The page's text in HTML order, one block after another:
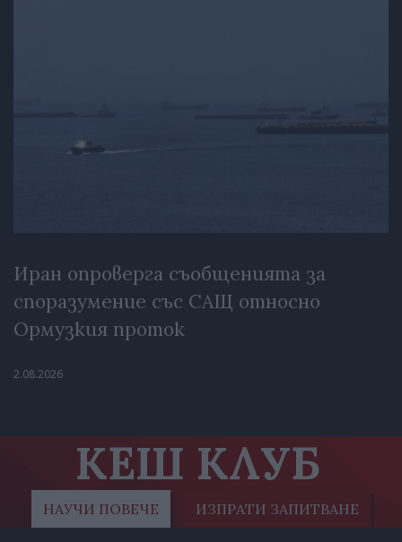
Иран опроверга съобщенията за
споразумение със САЩ относно
Ормузкия проток
2.08.2026
КЕШ КЛУБ
НАУЧИ ПОВЕЧЕ ИЗПРАТИ ЗАПИТВАНЕ